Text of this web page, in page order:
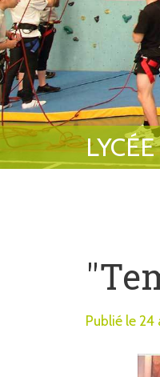
Publié le 24